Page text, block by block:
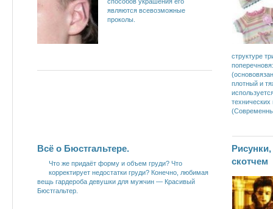
являются всевозможные
проколы.
структуре
плотный и
Всё о Бюстгальтере.
Что же придаёт форму и объем груди? Что
корректирует недостатки груди? Конечно, любимая
вещь гардероба девушки для мужчин — Красивый
Бюстгальтер.
скотчем